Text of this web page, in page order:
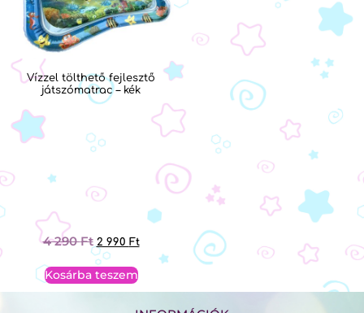
Vízzel tölthető fejlesztő
játszómatrac – kék
4 290Ft 2 990 Ft
Kosárba teszem